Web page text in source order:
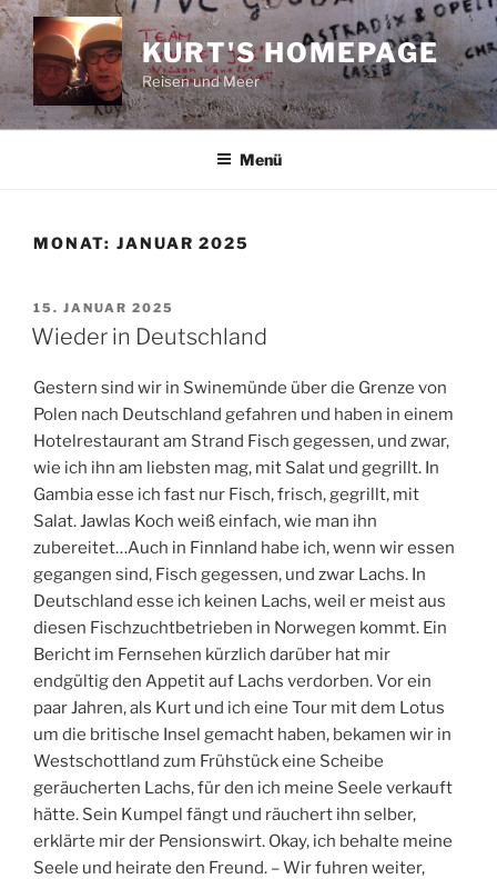
Zum
Inhalt
springen
KURT'S HOMEPAGE
Reisen und Meer
Menü
MONAT: JANUAR 2025
VERÖFFENTLICHT
AM
15. JANUAR 2025
Wieder in Deutschland
Gestern sind wir in Swinemünde über die Grenze von
Polen nach Deutschland gefahren und haben in einem
Hotelrestaurant am Strand Fisch gegessen, und zwar,
wie ich ihn am liebsten mag, mit Salat und gegrillt. In
Gambia esse ich fast nur Fisch, frisch, gegrillt, mit
Salat. Jawlas Koch weiß einfach, wie man ihn
zubereitet…Auch in Finnland habe ich, wenn wir essen
gegangen sind, Fisch gegessen, und zwar Lachs. In
Deutschland esse ich keinen Lachs, weil er meist aus
diesen Fischzuchtbetrieben in Norwegen kommt. Ein
Bericht im Fernsehen kürzlich darüber hat mir
endgültig den Appetit auf Lachs verdorben. Vor ein
paar Jahren, als Kurt und ich eine Tour mit dem Lotus
um die britische Insel gemacht haben, bekamen wir in
Westschottland zum Frühstück eine Scheibe
geräucherten Lachs, für den ich meine Seele verkauft
hätte. Sein Kumpel fängt und räuchert ihn selber,
erklärte mir der Pensionswirt. Okay, ich behalte meine
Seele und heirate den Freund. – Wir fuhren weiter,